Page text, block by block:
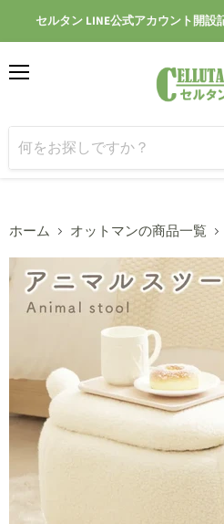
セルタン LINE公式アカウント開設
ー
ホーム オットマンの商品一覧